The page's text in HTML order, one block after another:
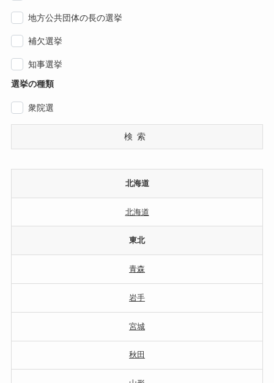
地方公共団体の長の選挙
補欠選挙
知事選挙
選挙の種類
衆院選
検索
北海道
北海道
東北
青森
岩手
宮城
秋田